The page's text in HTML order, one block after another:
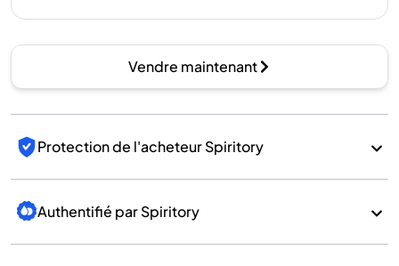
Vendre maintenant
Protection de l'acheteur Spiritory
Authentifié par Spiritory